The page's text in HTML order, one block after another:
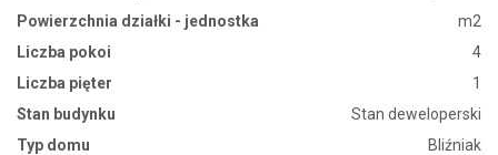
Powierzchnia działki - jednostka
m2
Liczba pokoi
4
Liczba pięter
1
Stan budynku
Stan deweloperski
Typ domu
Bliźniak